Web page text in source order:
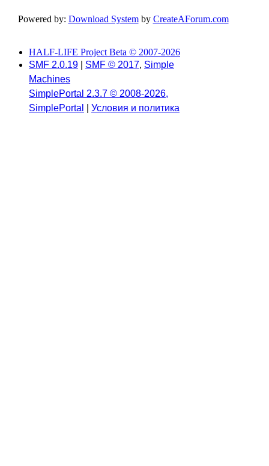
Powered by: Download Systemby CreateAForum.com
HALF-LIFE Project Beta © 2007-2026
SMF 2.0.19
SMF © 2017, Simple
Machines
SimplePortal 2.3.7 © 2008-2026,
SimplePortal
Условия и политика